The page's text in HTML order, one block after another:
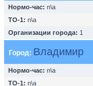
Нормо-час: n\a
ТО-1: n\a
Организации города: 1
Город: Владимир
Нормо-час: n\a
ТО-1: n\a